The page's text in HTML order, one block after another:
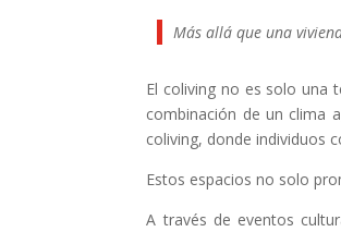
Más allá que una
El coliving no es solo una
combinación de un clima
coliving, donde individuos
Estos espacios no solo
A través de eventos